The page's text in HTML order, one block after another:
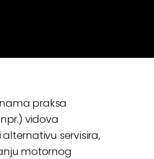
praksa
vidova
servisira,
motornog